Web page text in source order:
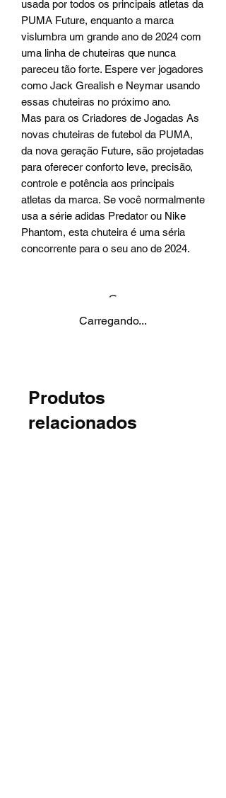
usada por todos os principais atletas da
PUMA Future, enquanto a marca
vislumbra um grande ano de 2024 com
uma linha de chuteiras que nunca
pareceu tão forte. Espere ver jogadores
como Jack Grealish e Neymar usando
essas chuteiras no próximo ano.
Mas para os Criadores de Jogadas As
novas chuteiras de futebol da PUMA,
da nova geração Future, são projetadas
para oferecer conforto leve, precisão,
controle e potência aos principais
atletas da marca. Se você normalmente
usa a série adidas Predator ou Nike
Phantom, esta chuteira é uma séria
concorrente para o seu ano de 2024.
Carregando...
Produtos
relacionados